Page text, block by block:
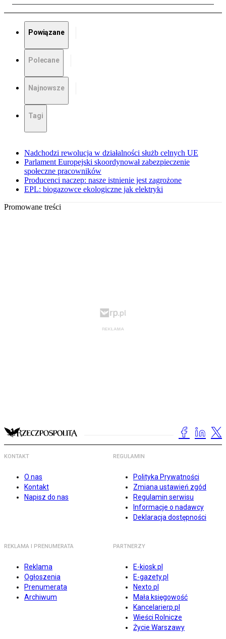
Powiązane
Polecane
Najnowsze
Tagi
Nadchodzi rewolucja w działalności służb celnych UE
Parlament Europejski skoordynował zabezpieczenie
społeczne pracowników
Producenci naczep: nasze istnienie jest zagrożone
EPL: biogazowce ekologiczne jak elektryki
Promowane treści
KONTAKT
O nas
Kontakt
Napisz do nas
REGULAMIN
Polityka Prywatności
Zmiana ustawień zgód
Regulamin serwisu
Informacje o nadawcy
Deklaracja dostępności
REKLAMA I PRENUMERATA
Reklama
Ogłoszenia
Prenumerata
Archiwum
PARTNERZY
E-kiosk.pl
E-gazety.pl
Nexto.pl
Mała księgowość
Kancelarierp.pl
Wieści Rolnicze
Życie Warszawy